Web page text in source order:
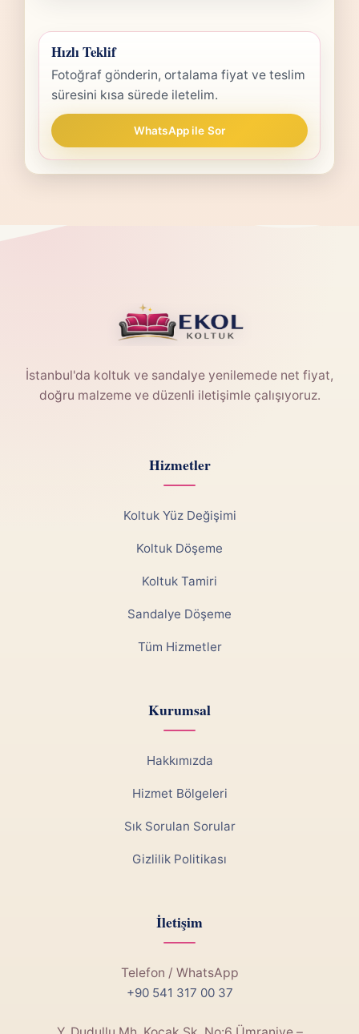
Hızlı Teklif
Fotoğraf gönderin, ortalama fiyat ve teslim
süresini kısa sürede iletelim.
WhatsApp ile Sor
İstanbul'da koltuk ve sandalye yenilemede net fiyat,
doğru malzeme ve düzenli iletişimle çalışıyoruz.
Hizmetler
Koltuk Yüz Değişimi
Koltuk Döşeme
Koltuk Tamiri
Sandalye Döşeme
Tüm Hizmetler
Kurumsal
Hakkımızda
Hizmet Bölgeleri
Sık Sorulan Sorular
Gizlilik Politikası
İletişim
Telefon / WhatsApp
+90 541 317 00 37